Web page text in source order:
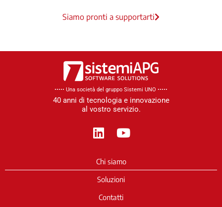
Siamo pronti a supportarti
••••• Una società del gruppo Sistemi UNO​ •••••
40 anni di tecnologia e innovazione
al vostro servizio.
L
i
n
k
e
d
Y
t
u
b
Chi siamo
Soluzioni
Contatti